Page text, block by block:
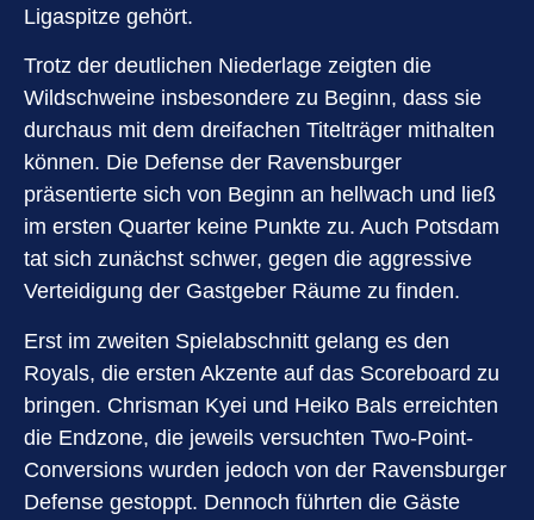
Ligaspitze gehört.
Trotz der deutlichen Niederlage zeigten die
Wildschweine insbesondere zu Beginn, dass sie
durchaus mit dem dreifachen Titelträger mithalten
können. Die Defense der Ravensburger
präsentierte sich von Beginn an hellwach und ließ
im ersten Quarter keine Punkte zu. Auch Potsdam
tat sich zunächst schwer, gegen die aggressive
Verteidigung der Gastgeber Räume zu finden.
Erst im zweiten Spielabschnitt gelang es den
Royals, die ersten Akzente auf das Scoreboard zu
bringen. Chrisman Kyei und Heiko Bals erreichten
die Endzone, die jeweils versuchten Two-Point-
Conversions wurden jedoch von der Ravensburger
Defense gestoppt. Dennoch führten die Gäste